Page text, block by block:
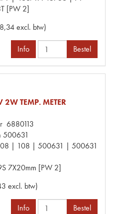
[PW 2]
excl. btw)
Info Bestel
2W TEMP. METER
6880113
500631
| 108 | 500631 | 500631
7X20mm [PW 2]
excl. btw)
Info Bestel